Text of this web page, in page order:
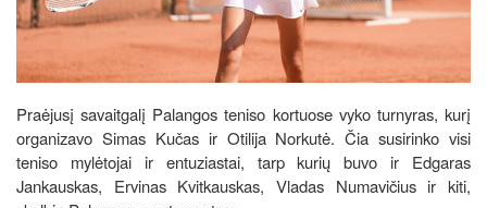
Praėjusį savaitgalį Palangos teniso kortuose vyko turnyras, kurį
organizavo Simas Kučas ir Otilija Norkutė. Čia susirinko visi
teniso mylėtojai ir entuziastai, tarp kurių buvo ir Edgaras
Jankauskas, Ervinas Kvitkauskas, Vladas Numavičius ir kiti,